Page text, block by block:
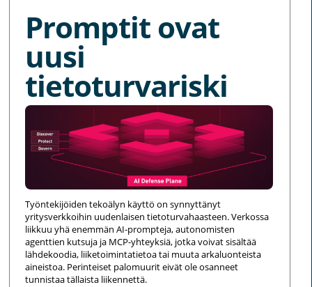
Promptit ovat
uusi
tietoturvariski
Työntekijöiden tekoälyn käyttö on synnyttänyt
yritysverkkoihin uudenlaisen tietoturvahaasteen. Verkossa
liikkuu yhä enemmän AI-prompteja, autonomisten
agenttien kutsuja ja MCP-yhteyksiä, jotka voivat sisältää
lähdekoodia, liiketoimintatietoa tai muuta arkaluonteista
aineistoa. Perinteiset palomuurit eivät ole osanneet
tunnistaa tällaista liikennettä.